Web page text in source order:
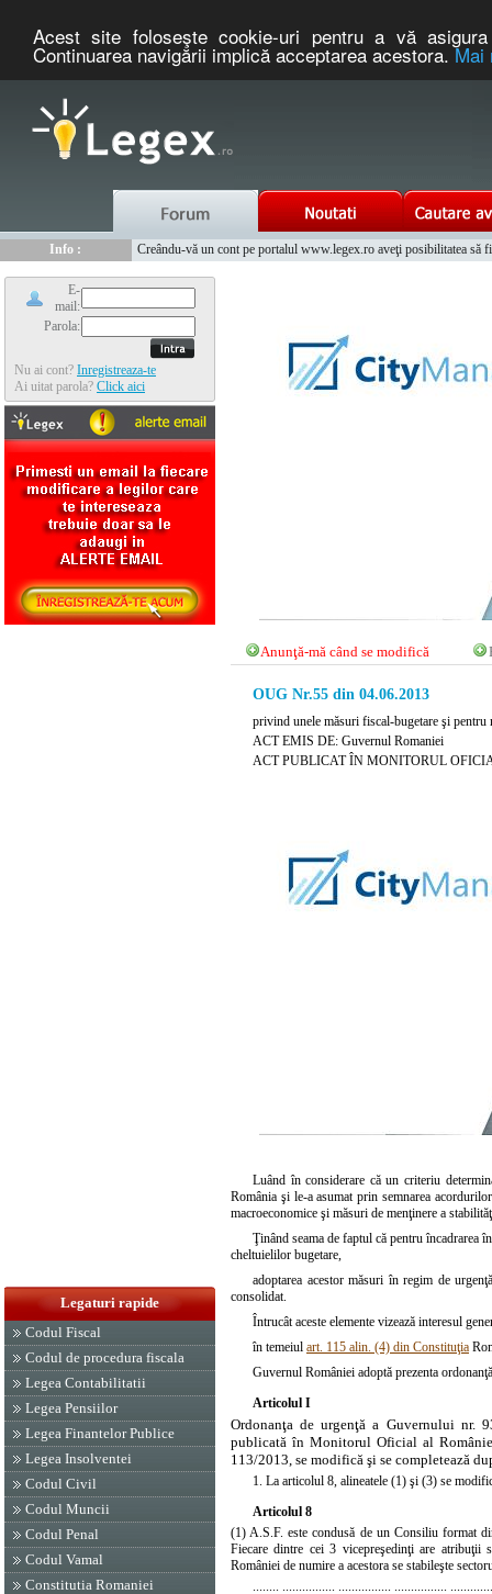
Acest site foloseşte cookie-uri pentru a vă
Continuarea navigării implică acceptarea acestora.Mai
Info :
Creându-vă un cont pe portalul www.legex.ro aveţi posibilitatea să
E-
mail:
Parola:
Nu ai cont? Inregistreaza-te
Ai uitat parola? Click aici
Legaturi rapide
Codul Fiscal
Codul de procedura fiscala
Legea Contabilitatii
Legea Pensiilor
Legea Finantelor Publice
Legea Insolventei
Codul Civil
Codul Muncii
Codul Penal
Codul Vamal
Constitutia Romaniei
Anunţă-mă când se modifică
OUG Nr.55 din 04.06.2013
privind unele măsuri fiscal-bugetare şi pentru
ACT EMIS DE: Guvernul Romaniei
ACT PUBLICAT ÎN MONITORUL
Luând în considerare că un criteriu
România şi le-a asumat prin semnarea
macroeconomice şi măsuri de menţinere a
Ţinând seama de faptul că pentru încadrarea
cheltuielilor bugetare,
adoptarea acestor măsuri în regim de
consolidat.
Întrucât aceste elemente vizează interesul
în temeiul art. 115 alin. (4) din Constituţia
Guvernul României adoptă prezenta
Articolul I
Ordonanţa de urgenţă a Guvernului nr.
publicată în Monitorul Oficial al
113/2013, se modifică şi se completează
1. La articolul 8, alineatele (1) şi (3) se
Articolul 8
(1) A.S.F. este condusă de un Consiliu format
Fiecare dintre cei 3 vicepreşedinţi are atribuţii
României de numire a acestora se stabileşte